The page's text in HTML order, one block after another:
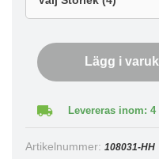
Lägg i
Levereras inom:
Artikelnummer: 108031-HH